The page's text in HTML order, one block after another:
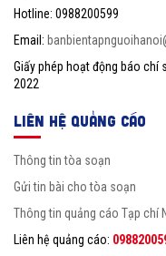
Hotline: 0988200599
Email:
Giấy phép hoạt động báo chí
2022
LIÊN HỆ QUẢNG CÁO
Thông tin tòa soạn
Gửi tin bài cho tòa soạn
Thông tin quảng cáo Tạp chí
Liên hệ quảng cáo: